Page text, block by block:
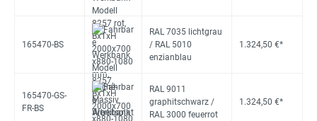
165470-BS
RAL 7035 lichtgrau
/ RAL 5010
enzianblau
1.324,50 €*
165470-GS-
FR-BS
RAL 9011
graphitschwarz /
RAL 3000 feuerrot
1.324,50 €*